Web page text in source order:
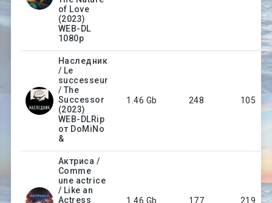
of Love
(2023)
WEB-DL
1080p
Наследник
/ Le
successeur
/ The
Successor
(2023)
WEB-DLRip
от DoMiNo
&
1.46 Gb 248 105
Актриса /
Comme
une actrice
/ Like an
Actress
1.46 Gb 177 219